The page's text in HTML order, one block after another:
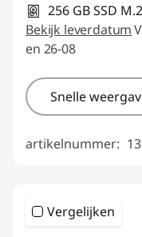
256 GB SSD
Bekijk leverdatum
en 26-08
Snelle
artikelnummer:
Vergelijken